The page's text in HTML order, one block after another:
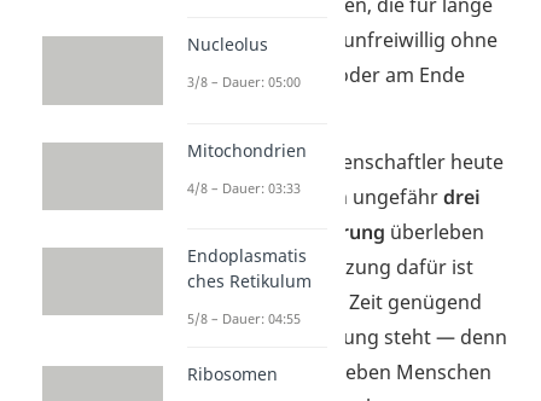
Zeit freiwillig oder unfreiwillig ohne
Essen überlebten oder am Ende
Daraus leiten Wissenschaftler heute
ab, dass Menschen ungefährdrei
Monate ohne Nahrung überleben
können. Voraussetzung dafür ist
jedoch, dass in der Zeit genügend
Wasser zur Verfügung steht — denn
ohne Wasser überleben Menschen
Nucleolus
3/8 – Dauer: 05:00
Mitochondrien
4/8 – Dauer: 03:33
Endoplasmatis
ches Retikulum
5/8 – Dauer: 04:55
Ribosomen